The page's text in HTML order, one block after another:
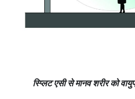
स्प्लिट एसी से मानव शरीर को